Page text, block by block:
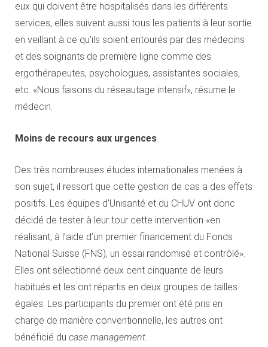
eux qui doivent être hospitalisés dans les différents
services, elles suivent aussi tous les patients à leur sortie
en veillant à ce qu’ils soient entourés par des médecins
et des soignants de première ligne comme des
ergothérapeutes, psychologues, assistantes sociales,
etc. «Nous faisons du réseautage intensif», résume le
médecin.
Moins de recours aux urgences
Des très nombreuses études internationales menées à
son sujet, il ressort que cette gestion de cas a des effets
positifs. Les équipes d’Unisanté et du CHUV ont donc
décidé de tester à leur tour cette intervention «en
réalisant, à l’aide d’un premier financement du Fonds
National Suisse (FNS), un essai randomisé et contrôlé».
Elles ont sélectionné deux cent cinquante de leurs
habitués et les ont répartis en deux groupes de tailles
égales. Les participants du premier ont été pris en
charge de manière conventionnelle, les autres ont
bénéficié du case management.